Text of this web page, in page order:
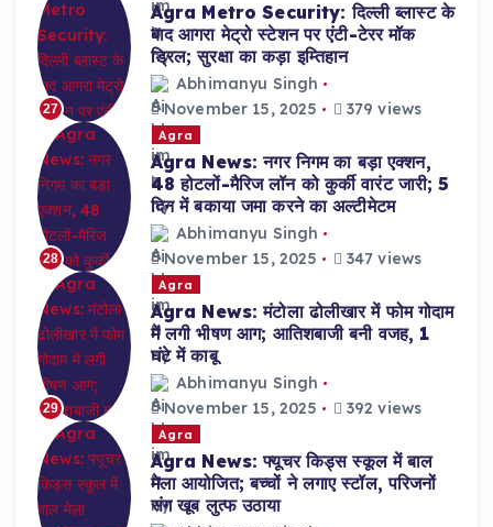
27
Agra Metro Security: दिल्ली ब्लास्ट के
बाद आगरा मेट्रो स्टेशन पर एंटी-टेरर मॉक
ड्रिल; सुरक्षा का कड़ा इम्तिहान
Abhimanyu Singh
November 15, 2025
379 views
28
Agra
Agra News: नगर निगम का बड़ा एक्शन,
48 होटलों-मैरिज लॉन को कुर्की वारंट जारी; 5
दिन में बकाया जमा करने का अल्टीमेटम
Abhimanyu Singh
November 15, 2025
347 views
29
Agra
Agra News: मंटोला ढोलीखार में फोम गोदाम
में लगी भीषण आग; आतिशबाजी बनी वजह, 1
घंटे में काबू
Abhimanyu Singh
November 15, 2025
392 views
Agra
Agra News: फ्यूचर किड्स स्कूल में बाल
मेला आयोजित; बच्चों ने लगाए स्टॉल, परिजनों
संग खूब लुत्फ उठाया